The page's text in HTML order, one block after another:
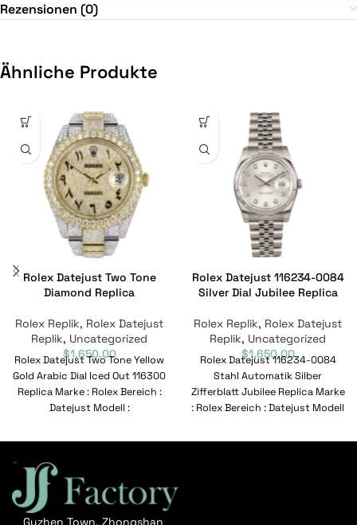
Rezensionen (0)
Ähnliche Produkte
Rolex Datejust Two Tone
Diamond Replica
Rolex Replik, Rolex Datejust
Replik, Uncategorized
$1,650.00
Rolex Datejust Two Tone Yellow
Gold Arabic Dial Iced Out 116300
Replica Marke : Rolex Bereich :
Datejust Modell :
Rolex Datejust 116234-0084
Silver Dial Jubilee Replica
Rolex Replik, Rolex Datejust
Replik, Uncategorized
$1,650.00
Rolex Datejust 116234-0084
Stahl Automatik Silber
Zifferblatt Jubilee Replica Marke
: Rolex Bereich : Datejust Modell
:
Guzhen Town, Zhongshan